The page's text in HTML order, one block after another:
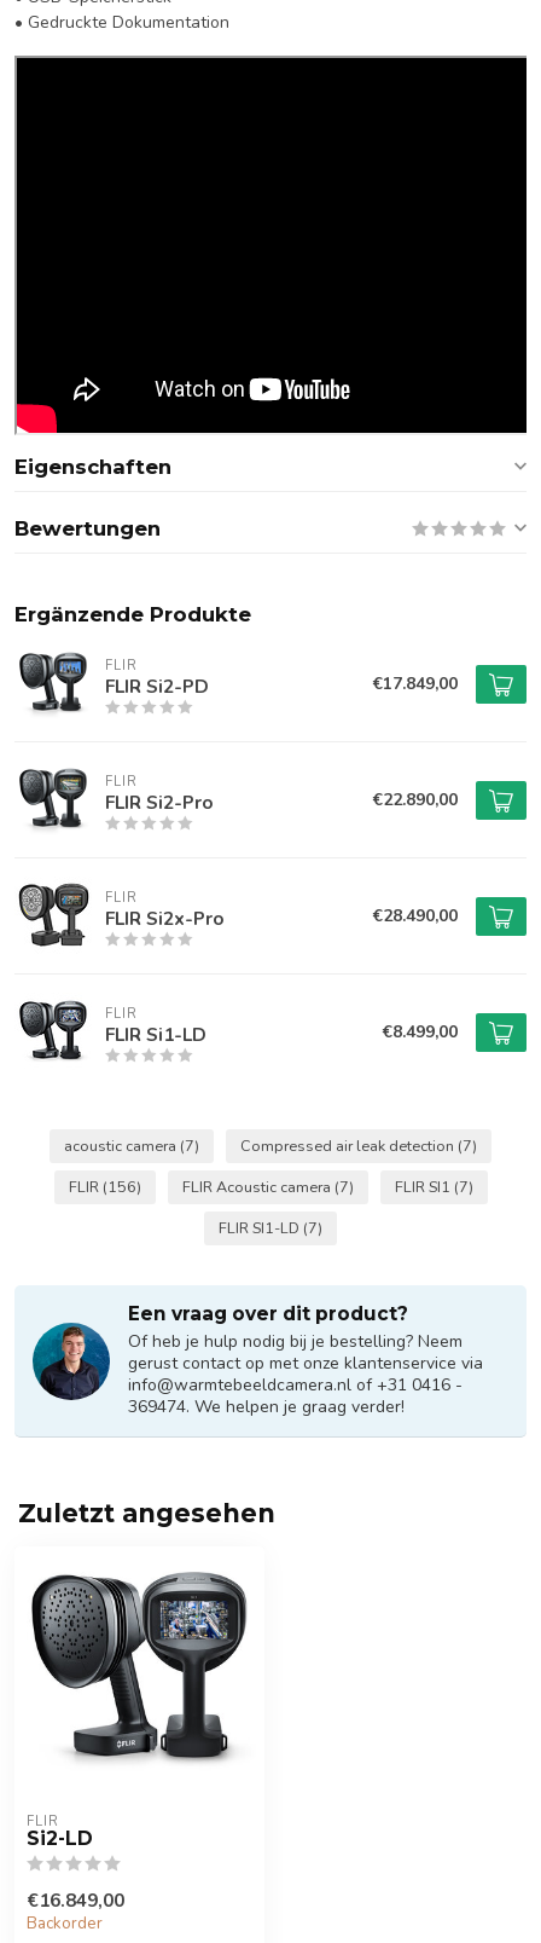
• Gedruckte Dokumentation
Eigenschaften
Bewertungen
Ergänzende Produkte
FLIR
FLIR Si2-PD €17.849,00
FLIR
FLIR Si2-Pro €22.890,00
FLIR
FLIR Si2x-Pro €28.490,00
FLIR
FLIR Si1-LD €8.499,00
acoustic camera (7) Compressed air leak detection (7)
FLIR (156) FLIR Acoustic camera (7) FLIR SI1 (7)
FLIR SI1-LD (7)
Een vraag over dit product?
Of heb je hulp nodig bij je bestelling? Neem
gerust contact op met onze klantenservice via
info@warmtebeeldcamera.nl of +31 0416 -
369474. We helpen je graag verder!
Zuletzt angesehen
FLIR
Si2-LD
€16.849,00
Backorder